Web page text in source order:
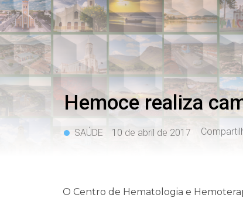
Hemoce realiza
SAÚDE 10 de abril de 2017
O Centro de Hematologia e